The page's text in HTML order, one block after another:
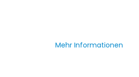
Mehr Informationen